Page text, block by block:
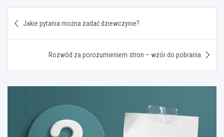
wpisu
Jakie pytania można zadać dziewczynie?
Rozwód za porozumieniem stron – wzór do pobrania